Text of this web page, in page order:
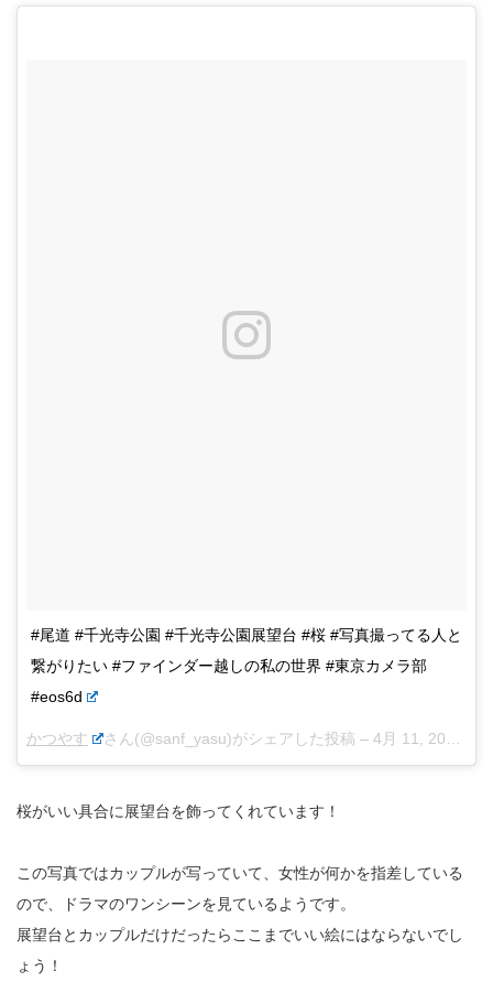
#尾道 #千光寺公園 #千光寺公園展望台 #桜 #写真撮ってる人と
繋がりたい #ファインダー越しの私の世界 #東京カメラ部
#eos6d
かつやす さん(@sanf_yasu)がシェアした投稿 –4月 11, 2017 at 12:57午前 PDT
桜がいい具合に展望台を飾ってくれています！
この写真ではカップルが写っていて、女性が何かを指差している
ので、ドラマのワンシーンを見ているようです。
展望台とカップルだけだったらここまでいい絵にはならないでし
ょう！